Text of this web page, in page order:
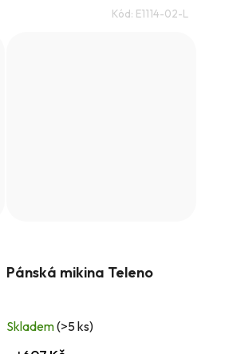
Kód: E1114-02-L
Pánská mikina Teleno
Skladem(>5 ks)